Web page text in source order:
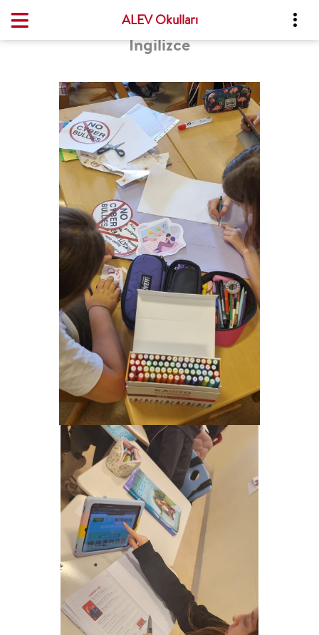
ALEV Okulları
İngilizce